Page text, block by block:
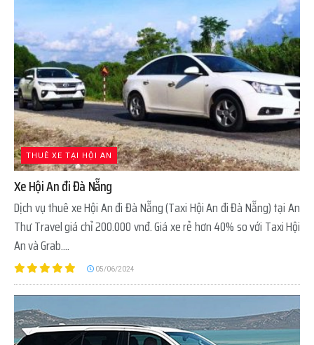
THUÊ XE TẠI HỘI AN
Xe Hội An đi Đà Nẵng
Dịch vụ thuê xe Hội An đi Đà Nẵng (Taxi Hội An đi Đà Nẵng) tại An
Thư Travel giá chỉ 200.000 vnđ. Giá xe rẻ hơn 40% so với Taxi Hội
An và Grab....
05/06/2024